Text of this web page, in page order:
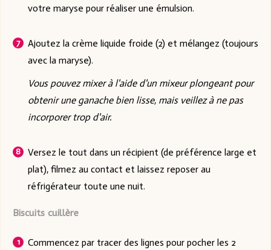
votre maryse pour réaliser une émulsion.
Ajoutez la crème liquide froide (2) et mélangez (toujours
avec la maryse).
Vous pouvez mixer à l'aide d'un mixeur plongeant pour
obtenir une ganache bien lisse, mais veillez à ne pas
incorporer trop d'air.
Versez le tout dans un récipient (de préférence large et
plat), filmez au contact et laissez reposer au
réfrigérateur toute une nuit.
Biscuits cuillère
Commencez par tracer des lignes pour pocher les 2